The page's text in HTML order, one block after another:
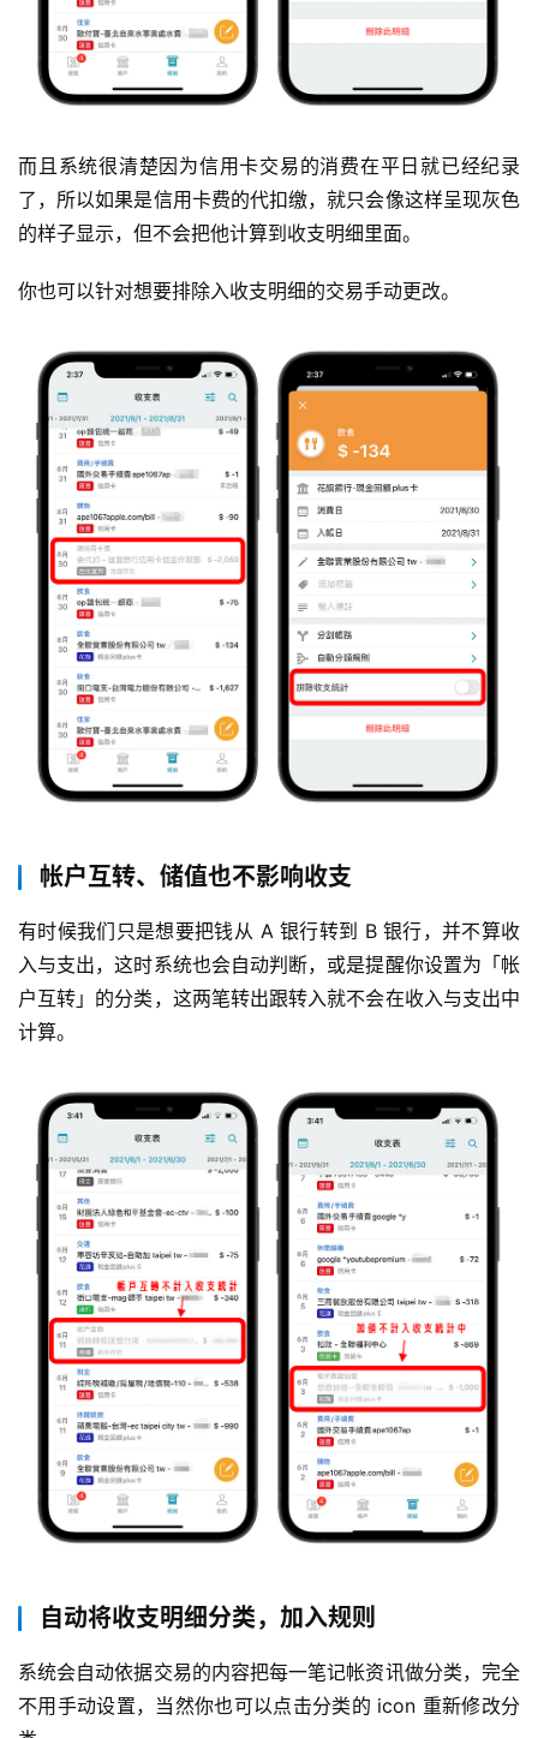
而且系统很清楚因为信用卡交易的消费在平日就已经纪录
了，所以如果是信用卡费的代扣缴，就只会像这样呈现灰色
的样子显示，但不会把他计算到收支明细里面。
你也可以针对想要排除入收支明细的交易手动更改。
帐户互转、储值也不影响收支
有时候我们只是想要把钱从 A 银行转到 B 银行，并不算收
入与支出，这时系统也会自动判断，或是提醒你设置为「帐
户互转」的分类，这两笔转出跟转入就不会在收入与支出中
计算。
自动将收支明细分类，加入规则
系统会自动依据交易的内容把每一笔记帐资讯做分类，完全
不用手动设置，当然你也可以点击分类的 icon 重新修改分